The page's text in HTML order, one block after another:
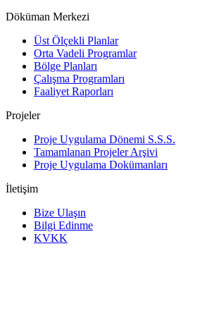
Döküman Merkezi
Üst Ölçekli Planlar
Orta Vadeli Programlar
Bölge Planları
Çalışma Programları
Faaliyet Raporları
Projeler
Proje Uygulama Dönemi S.S.S.
Tamamlanan Projeler Arşivi
Proje Uygulama Dokümanları
İletişim
Bize Ulaşın
Bilgi Edinme
KVKK